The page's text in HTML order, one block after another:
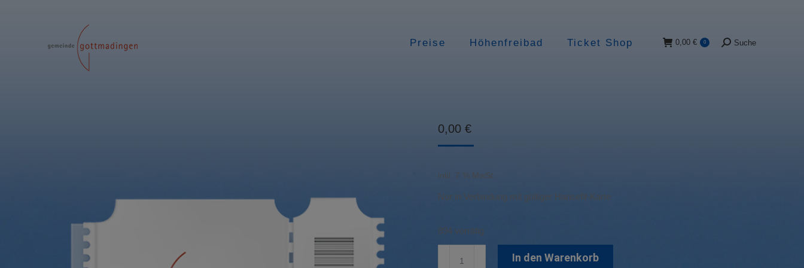
Preise Höhenfreibad Ticket Shop 0,00 € 0 Suche:
Suche
0,00 €
inkl. 7 % MwSt.
Nur in Verbindung mit gültiger Hansefit-Karte
894 vorrätig
In den Warenkorb